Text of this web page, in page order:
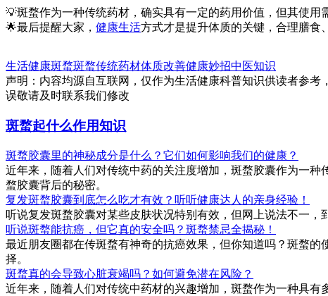
💡斑蝥作为一种传统药材，确实具有一定的药用价值，但其使
🌟最后提醒大家， 健康生活方式才是提升体质的关键，合理膳食
生活健康斑蝥斑蝥传统药材体质改善健康妙招中医知识
声明：内容均源自互联网，仅作为生活健康科普知识供读者参
误敬请及时联系我们修改
斑蝥起什么作用知识
斑蝥胶囊里的神秘成分是什么？它们如何影响我们的健康？
近年来，随着人们对传统中药的关注度增加，斑蝥胶囊作为一
蝥胶囊背后的秘密。
复发斑蝥胶囊到底怎么吃才有效？听听健康达人的亲身经验！
听说复发斑蝥胶囊对某些皮肤状况特别有效，但网上说法不一
听说斑蝥能抗癌，但它真的安全吗？斑蝥禁忌全揭秘！
最近朋友圈都在传斑蝥有神奇的抗癌效果，但你知道吗？斑蝥
择。
斑蝥真的会导致心脏衰竭吗？如何避免潜在风险？
近年来，随着人们对传统中药材的兴趣增加，斑蝥作为一种具